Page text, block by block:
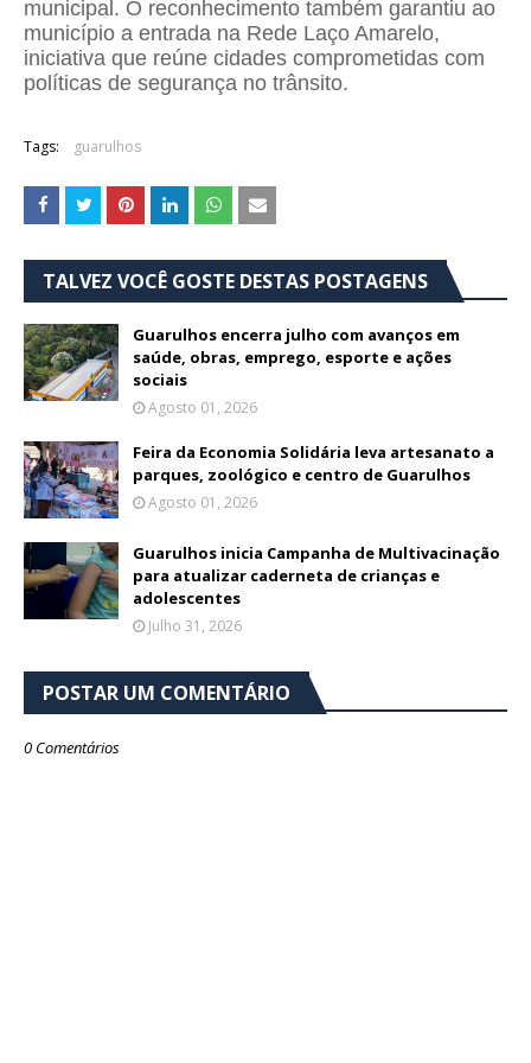
municipal. O reconhecimento também garantiu ao
município a entrada na Rede Laço Amarelo,
iniciativa que reúne cidades comprometidas com
políticas de segurança no trânsito.
Tags: guarulhos
TALVEZ VOCÊ GOSTE DESTAS POSTAGENS
Guarulhos encerra julho com avanços em
saúde, obras, emprego, esporte e ações
sociais
Agosto 01, 2026
Feira da Economia Solidária leva artesanato a
parques, zoológico e centro de Guarulhos
Agosto 01, 2026
Guarulhos inicia Campanha de Multivacinação
para atualizar caderneta de crianças e
adolescentes
Julho 31, 2026
POSTAR UM COMENTÁRIO
0 Comentários